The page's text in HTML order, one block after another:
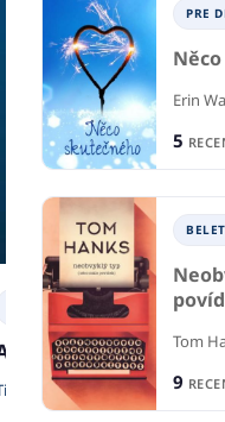
ODBORNÉ A NÁUČNÉ
spočítať svet
Harford
PRE
Erin
5
Tom
9